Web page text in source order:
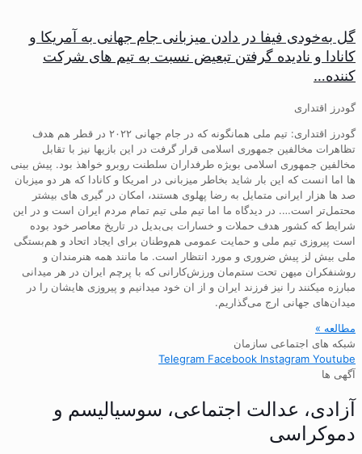
گل به‌خودی فیفا در دادن میزبانی جام جهانی به آمریکا و
کانادا و نادیده گرفتن تبعیض نسبت به تیم های شرکت
کننده…
گودرز اقتداری
گودرز اقتداری: تیم ملی همانگونه که در جام جهانی ۲۰۲۲ در قطر هم هدف
تظاهرات مخالفین جمهوری اسلامی قرار گرفت در این بازیها نیز با تقابل
مخالفین جمهوری اسلامی بویژه طرفداران سلطنت روبرو خواهذ بود. پیش بینی
ها اما انست که این بار شاید بخاطر میزبانی در امریکا و کانادا که هر دو میزبان
صد ها هزار ایرانی متمایل به رضا پهلوی هستند، امکان در گیری های بیشتر
محتمل‌تر است…. در دیدگاه ما اما تیم ملی تیم تمام مردم ایران است و در این
شرایط که کشور هدف حملات و خسارات بی‌بدیل در تاریخ معاصر خود بوده
است پیروزی تیم ملی و حمایت عمومی هم‌وطنان برای ایجاد اتحاد و هم‌بستگی
ملی بیش لز پیش ضروری و مورد انتظار است. ما مانند همه هنرمندان و
روشنفکران میهن تحت ستم‌مان ورزش‌کارانی که با پرچم ایران در هر میدانی
مبارزه میکنند را نیز فرزند ایران و از ان خود میدانیم و پیروزی هایشان را در
میدان‌های جهانی ارج می‌گذاریم.
مطالعه »
شبکه های اجتماعی سازمان
Telegram Facebook Instagram Youtube
آگهی ها
آزادی، عدالت اجتماعی، سوسیالیسم و
دموکراسی